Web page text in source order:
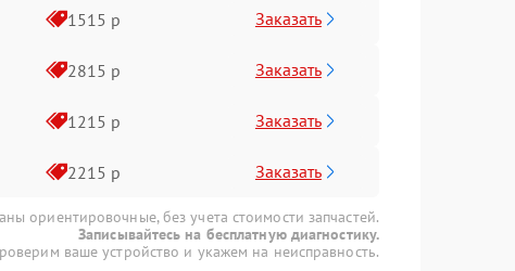
1515 р Заказать
2815 р Заказать
1215 р Заказать
2215 р Заказать
ориентировочные, без учета стоимости запчастей.
Записывайтесь на бесплатную диагностику.
ваше устройство и укажем на неисправность.